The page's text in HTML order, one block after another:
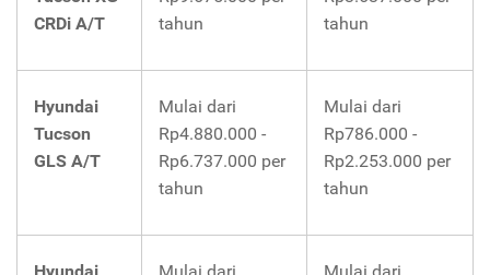
CRDi A/T
tahun
tahun
Hyundai
Tucson
GLS A/T
Mulai dari
Rp4.880.000 -
Rp6.737.000 per
tahun
Mulai dari
Rp786.000 -
Rp2.253.000 per
tahun
Hyundai Mulai dari Mulai dari